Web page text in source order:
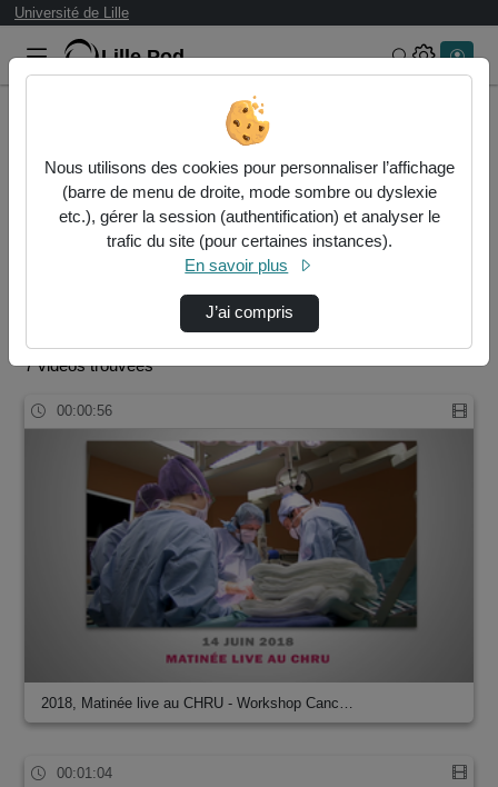
Université de Lille
Lille.Pod Rechercher
Résultats de la recherche
Filtres actifs (cliquer pour en retirer) :
icare-faculte-de-medecine-de-lille
ufr3s
icare-faculte-de-medecine-de-lille
ufr3s
icare-faculte-de-medecine-de-lille
7 vidéos trouvées
00:00:56
2018, Matinée live au CHRU - Workshop Canc…
00:01:04
Nous utilisons des cookies pour personnaliser l’affichage
(barre de menu de droite, mode sombre ou dyslexie
etc.), gérer la session (authentification) et analyser le
trafic du site (pour certaines instances).
En savoir plus
J’ai compris